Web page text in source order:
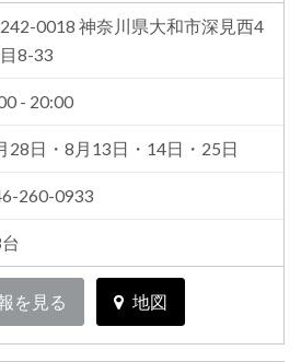
0018 神奈川県大和市深見西4
8-33
- 20:00
28日・8月13日・14日・25日
260-0933
を見る 地図